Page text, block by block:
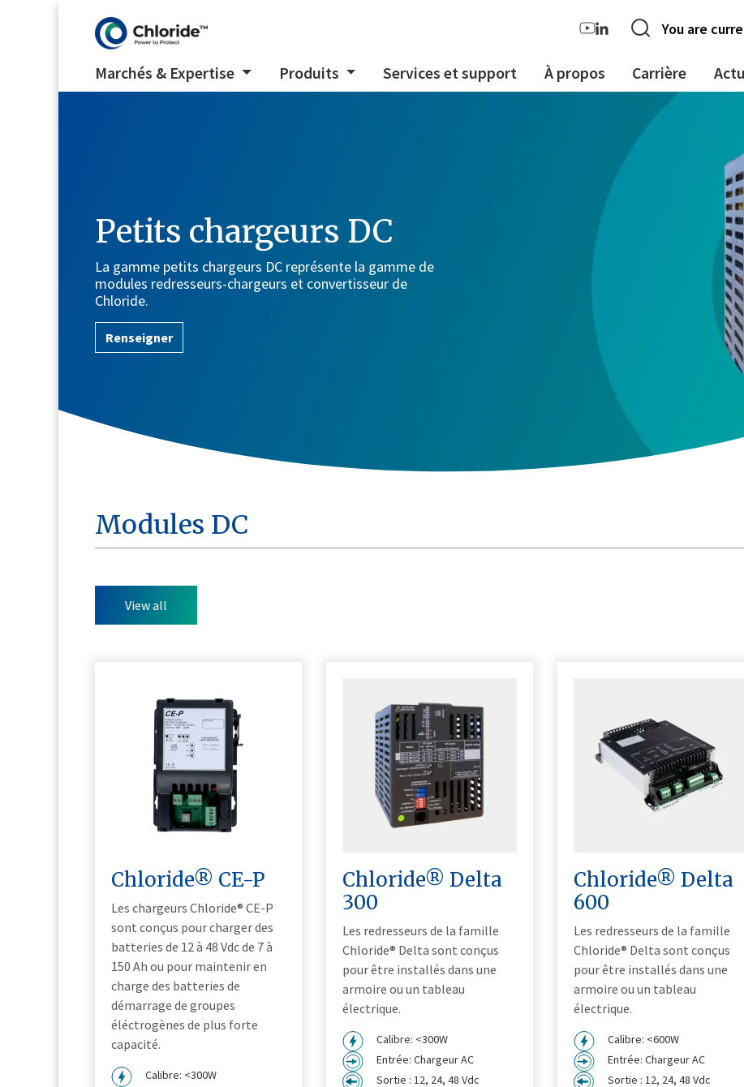
Marchés & Expertise Produits Services et support À propos Carrière
You are
Petits chargeurs DC
La gamme petits chargeurs DC représente la gamme de
modules redresseurs-chargeurs et convertisseur de
Chloride.
Renseigner
Modules DC
View all
Chloride® CE-P
Les chargeurs Chloride® CE-P
sont conçus pour charger des
batteries de 12 à 48 Vdc de 7 à
150 Ah ou pour maintenir en
charge des batteries de
démarrage de groupes
éléctrogènes de plus forte
capacité.
Calibre: <300W
Chloride® Delta
300
Les redresseurs de la famille
Chloride® Delta sont conçus
pour être installés dans une
armoire ou un tableau
électrique.
Calibre: <300W
Entrée: Chargeur AC
Sortie : 12, 24, 48 Vdc
Chloride® Delta
600
Les redresseurs de la famille
Chloride® Delta sont conçus
pour être installés dans une
armoire ou un tableau
électrique.
Calibre: <600W
Entrée: Chargeur AC
Sortie : 12, 24, 48 Vdc